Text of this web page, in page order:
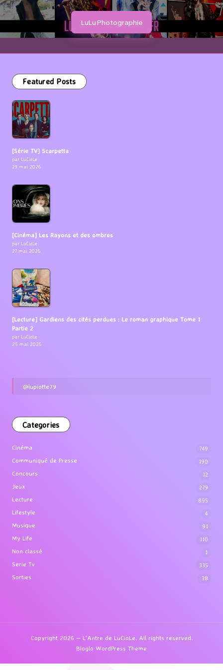
LuLu Photographie
Featured Posts
[Série TV] Scarpetta
par LuCioLe
29 mai 2026
[Cinéma] Les Rayons et des ombres
par LuCioLe
27 mai 2026
[Lecture] Gardiens des cités perdues : Le roman graphique Tome 1
Partie 2
par LuCioLe
25 mai 2026
@lupiotte79
Categories
Cinéma 749
Communiqué de Presse 190
Concours 12
Jeux 279
Lecture 895
Lifestyle 4
Musique 91
My Life 110
Non classé 1
Serie Tv 335
Sorties 38
Copyright 2026 — L'Antre de LuCioLe. All rights reserved.
Bloglo WordPress Theme